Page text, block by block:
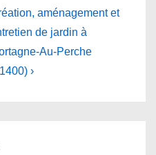
aménagement et
de jardin à
Au-Perche
›